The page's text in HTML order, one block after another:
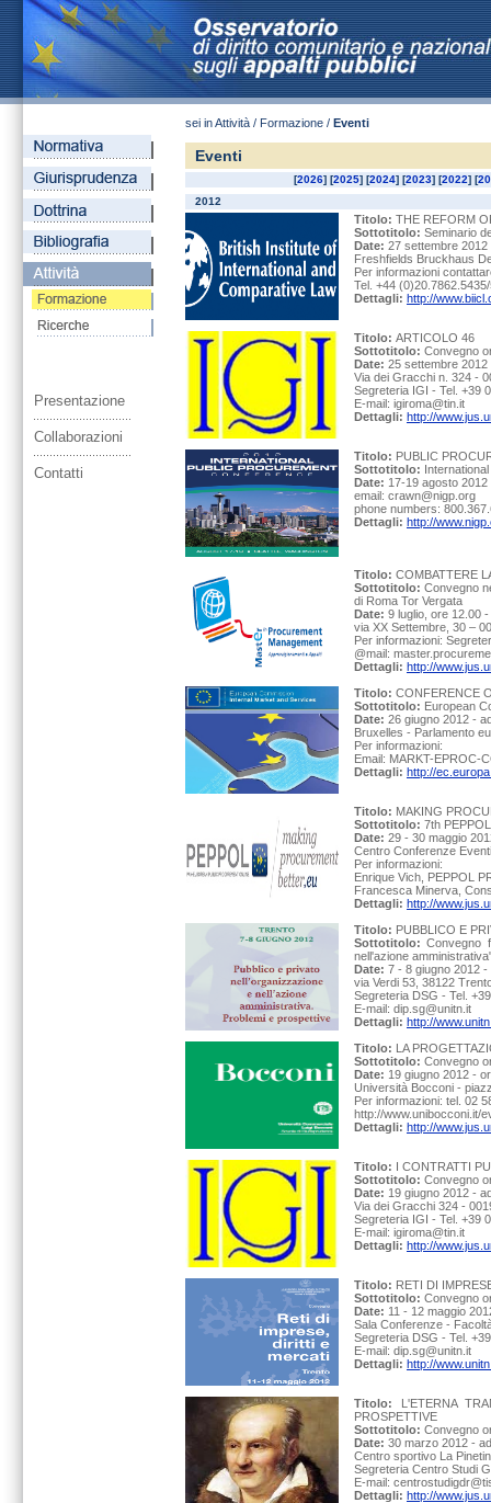
Presentazione
Collaborazioni
Contatti
sei in Attività / Formazione / Eventi
Eventi
[2026] [2025] [2024] [2023] [2022] [
2012
Titolo: THE REFORM
Sottotitolo: Seminario
Date: 27 settembre 2012
Freshfields Bruckhaus
Per informazioni
Tel. +44
Dettagli: http://
Titolo: ARTICOLO 46
Sottotitolo: Convegno
Date: 25 settembre
Via dei Gracchi n. 324 -
Segreteria IGI - Tel. +39
E-mail: igiroma@tin.it
Dettagli: http://
Titolo: PUBLIC
Sottotitolo:
Date: 17-19 agosto
email: crawn@nigp.org
phone numbers:
Dettagli: http://
Titolo: COMBATTERE
Sottotitolo:Convegno
di Roma Tor Vergata
Date: 9 luglio, ore 12.00
via XX Settembre, 30 –
Per informazioni:
@mail:
Dettagli: http://
Titolo: CONFERENCE
Sottotitolo: European
Date: 26 giugno 2012 -
Bruxelles - Parlamento
Per informazioni:
Email: MARKT-EPROC-
Dettagli: http://
Titolo: MAKING
Sottotitolo: 7th
Date: 29 - 30 maggio
Centro Conferenze
Per informazioni:
Enrique Vich, PEPPOL
Francesca Minerva,
Dettagli: http://
Titolo: PUBBLICO E
Sottotitolo:Convegno
nell'azione
Date: 7 - 8 giugno 2012
via Verdi 53, 38122
Segreteria DSG - Tel.
E-mail: dip.sg@unitn.it
Dettagli: http://
Titolo: LA
Sottotitolo: Convegno
Date: 19 giugno 2012 -
Università Bocconi -
Per informazioni: tel. 02
http://www.unibocconi.it/
Dettagli: http://
Titolo: I CONTRATTI
Sottotitolo: Convegno
Date: 19 giugno 2012 -
Via dei Gracchi 324 -
Segreteria IGI - Tel. +39
E-mail: igiroma@tin.it
Dettagli: http://
Titolo: RETI DI
Sottotitolo: Convegno
Date: 11 - 12 maggio
Sala Conferenze -
Segreteria DSG - Tel.
E-mail: dip.sg@unitn.it
Dettagli: http://
Titolo:
L'ETERNA
PROSPETTIVE
Sottotitolo: Convegno
Date: 30 marzo 2012 -
Centro sportivo La
Segreteria Centro Studi
E-mail:
Dettagli: http://